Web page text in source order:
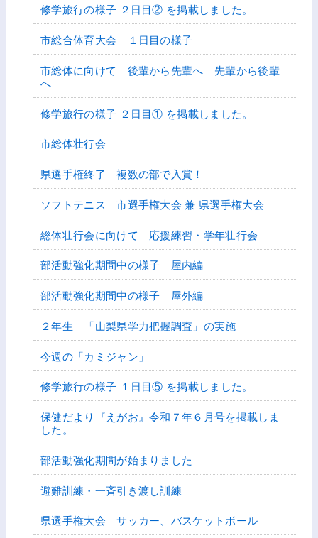
修学旅行の様子 ２日目② を掲載しました。
市総合体育大会 １日目の様子
市総体に向けて 後輩から先輩へ 先輩から後輩
へ
修学旅行の様子 ２日目① を掲載しました。
市総体壮行会
県選手権終了 複数の部で入賞！
ソフトテニス 市選手権大会 兼 県選手権大会
総体壮行会に向けて 応援練習・学年壮行会
部活動強化期間中の様子 屋内編
部活動強化期間中の様子 屋外編
２年生 「山梨県学力把握調査」の実施
今週の「カミジャン」
修学旅行の様子 １日目⑤ を掲載しました。
保健だより『えがお』令和７年６月号を掲載しま
した。
部活動強化期間が始まりました
避難訓練・一斉引き渡し訓練
県選手権大会 サッカー、バスケットボール